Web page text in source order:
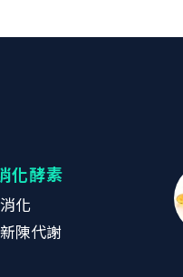
化酵素
化
陳代謝